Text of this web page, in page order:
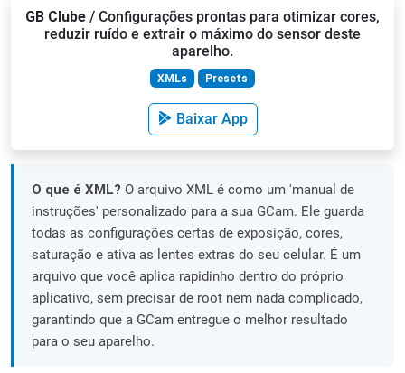
GB Clube / Configurações prontas para otimizar cores,
reduzir ruído e extrair o máximo do sensor deste
aparelho.
XMLs Presets
Baixar App
O que é XML? O arquivo XML é como um 'manual de
instruções' personalizado para a sua GCam. Ele guarda
todas as configurações certas de exposição, cores,
saturação e ativa as lentes extras do seu celular. É um
arquivo que você aplica rapidinho dentro do próprio
aplicativo, sem precisar de root nem nada complicado,
garantindo que a GCam entregue o melhor resultado
para o seu aparelho.